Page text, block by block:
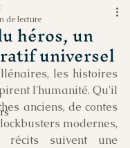
héros, un
universel
de lecture
les histoires
l'humanité. Qu'il
anciens, de contes
modernes,
récits suivent une